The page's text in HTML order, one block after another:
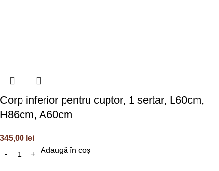
Corp inferior pentru cuptor, 1 sertar, L60cm,
H86cm, A60cm
345,00 lei
Adaugă în coș